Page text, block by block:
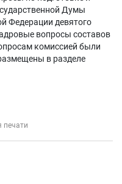
Думы
Федерации девятого
вопросы составов
комиссией были
в разделе
печати